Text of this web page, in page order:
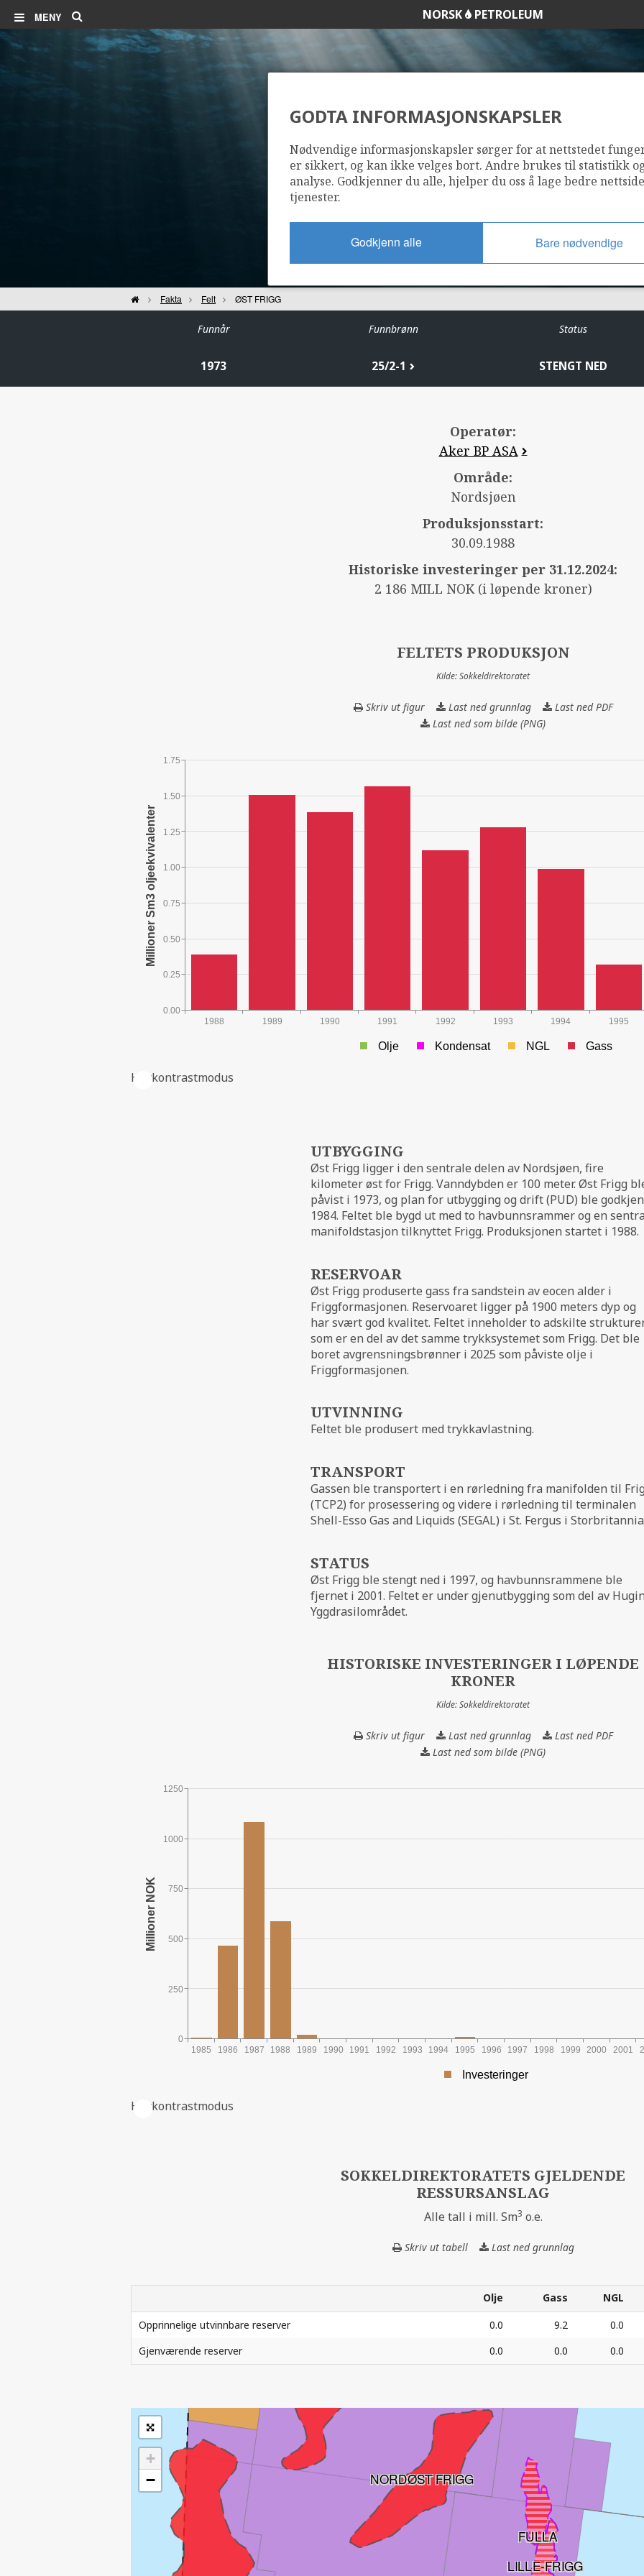
MENY NORSK PETROLEUM
ØST FRIGG
Hjem Fakta Felt ØST FRIGG
Funnår
1973
Funnbrønn
25/2-1
Status
STENGT NED
Operatør:
Aker BP ASA
Område:
Nordsjøen
Produksjonsstart:
30.09.1988
Historiske investeringer per 31.12.2024:
2 186 MILL NOK (i løpende kroner)
FELTETS PRODUKSJON
Kilde: Sokkeldirektoratet
Skriv ut figur Last ned grunnlagFELTETS
PRODUKSJON
Last ned PDF
Last ned som bilde (PNG)
1988 1989 1990 1991 1992 1993 1994 1995
0.00
1.75
0.25
0.50
0.75
1.00
1.25
1.50
Olje Kondensat NGL Gass
Høykontrastmodus
UTBYGGING
Øst Frigg ligger i den sentrale delen av Nordsjøen, fire
kilometer øst for Frigg. Vanndybden er 100 meter. Øst Frigg
påvist i 1973, og plan for utbygging og drift (PUD) ble
1984. Feltet ble bygd ut med to havbunnsrammer og en
manifoldstasjon tilknyttet Frigg. Produksjonen startet i 1988.
RESERVOAR
Øst Frigg produserte gass fra sandstein av eocen alder i
Friggformasjonen. Reservoaret ligger på 1900 meters dyp og
har svært god kvalitet. Feltet inneholder to adskilte
som er en del av det samme trykksystemet som Frigg. Det ble
boret avgrensningsbrønner i 2025 som påviste olje i
Friggformasjonen.
UTVINNING
Feltet ble produsert med trykkavlastning.
TRANSPORT
Gassen ble transportert i en rørledning fra manifolden til
(TCP2) for prosessering og videre i rørledning til terminalen
Shell-Esso Gas and Liquids (SEGAL) i St. Fergus i
STATUS
Øst Frigg ble stengt ned i 1997, og havbunnsrammene ble
fjernet i 2001. Feltet er under gjenutbygging som del av
Yggdrasilområdet.
HISTORISKE INVESTERINGER I LØPENDE
KRONER
Kilde: Sokkeldirektoratet
Skriv ut figur Last ned grunnlagHISTORISKE
INVESTERINGER
Last ned PDF
Last ned som bilde (PNG)
1985 1986 1987 1988 1989 1990 1991 1992 1993 1994 1995 1996 1997 1998 1999 2000 2001
0
1250
250
500
750
1000
Investeringer
Høykontrastmodus
SOKKELDIREKTORATETS GJELDENDE
RESSURSANSLAG
Alle tall i mill. Sm3 o.e.
Skriv ut tabell Last ned grunnlag
Olje
Gass NGL
Opprinnelige utvinnbare reserver 0.0 9.2 0.0
Gjenværende reserver
0.0 0.0 0.0
NORDØST FRIGG
LILLE-FRIGG
ODIN
FULLA
+
−
GODTA INFORMASJONSKAPSLER
Nødvendige informasjonskapsler sørger for at nettstedet
er sikkert, og kan ikke velges bort. Andre brukes til statistikk
analyse. Godkjenner du alle, hjelper du oss å lage bedre
tjenester.
Godkjenn alle Bare nødvendige